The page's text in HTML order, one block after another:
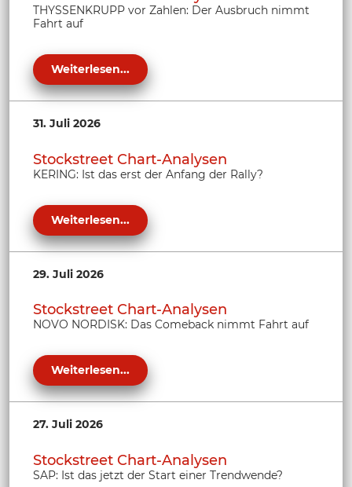
THYSSENKRUPP vor Zahlen: Der Ausbruch nimmt
Fahrt auf
Weiterlesen...
31. Juli 2026
Stockstreet Chart-Analysen
KERING: Ist das erst der Anfang der Rally?
Weiterlesen...
29. Juli 2026
Stockstreet Chart-Analysen
NOVO NORDISK: Das Comeback nimmt Fahrt auf
Weiterlesen...
27. Juli 2026
Stockstreet Chart-Analysen
SAP: Ist das jetzt der Start einer Trendwende?